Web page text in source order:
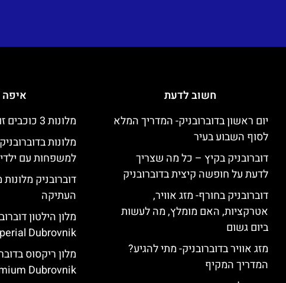
חשוב לדעת
יום ראשון בדוברובניק- המדריך המלא
לסוף השבוע בעיר
דוברובניק בקיץ – כל מה שצריך
לדעת על חופשה קיצית בדוברובניק
דוברובניק בחורף- מזג אוויר,
אטרקציות, האם מומלץ, מה לעשות
ביום גשום
מזג אוויר בדוברובניק- מתי להגיע?
המדריך המקיף
איפה
מלונות 3 כוכבים זולים בדוברובניק
מלונות
למשפחות עם
דוברובניק
העתיקה
Dubrovnik)
Dubrovnik)